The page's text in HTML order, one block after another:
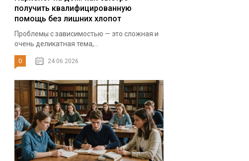
получить квалифицированную
помощь без лишних хлопот
Проблемы с зависимостью — это сложная и
очень деликатная тема,...
0 24.06.2026